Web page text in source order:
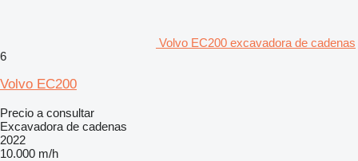
Volvo EC200 excavadora de cadenas
6
Volvo EC200
Precio a consultar
Excavadora de cadenas
2022
10.000 m/h